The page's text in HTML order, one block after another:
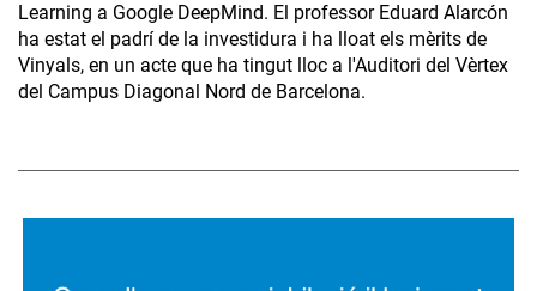
Learning a Google DeepMind. El professor Eduard Alarcón
ha estat el padrí de la investidura i ha lloat els mèrits de
Vinyals, en un acte que ha tingut lloc a l'Auditori del Vèrtex
del Campus Diagonal Nord de Barcelona.